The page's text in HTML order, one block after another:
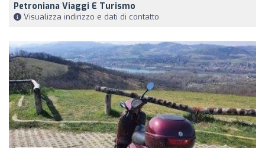
Petroniana Viaggi E Turismo
Visualizza indirizzo e dati di contatto